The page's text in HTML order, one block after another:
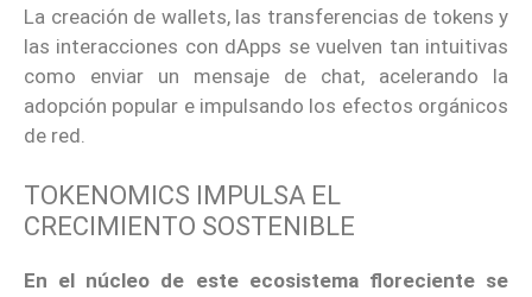
La creación de wallets, las transferencias de tokens y
las interacciones con dApps se vuelven tan intuitivas
como enviar un mensaje de chat, acelerando la
adopción popular e impulsando los efectos orgánicos
de red.
TOKENOMICS IMPULSA EL
CRECIMIENTO SOSTENIBLE
En el núcleo de este ecosistema floreciente se